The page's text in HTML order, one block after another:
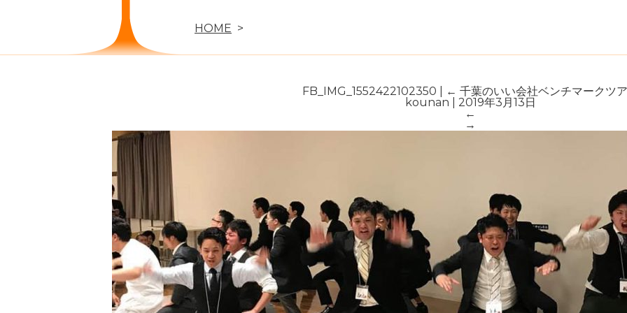
HOME
FB_IMG_1552422102350 ← 千葉のいい会社ベンチマークツ
kounan
2019年3月13日
←
→